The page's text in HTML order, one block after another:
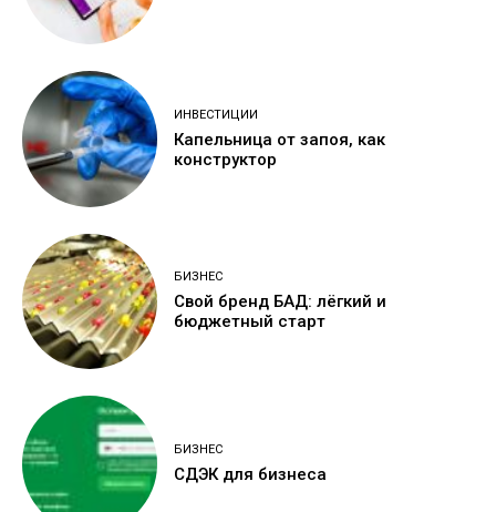
ИНВЕСТИЦИИ
Капельница от запоя, как
конструктор
БИЗНЕС
Свой бренд БАД: лёгкий и
бюджетный старт
БИЗНЕС
СДЭК для бизнеса